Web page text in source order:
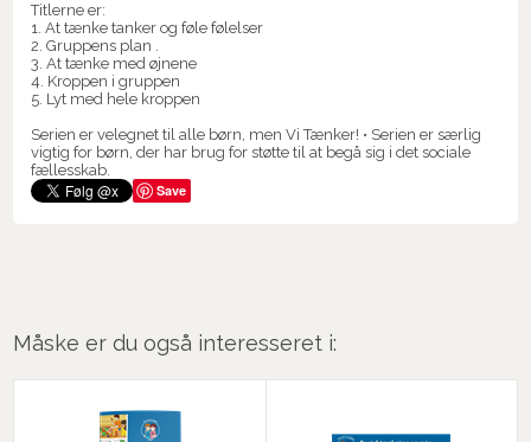
Titlerne er:
1. At tænke tanker og føle følelser
2. Gruppens plan .
3. At tænke med øjnene
4. Kroppen i gruppen
5. Lyt med hele kroppen
Serien er velegnet til alle børn, men Vi Tænker! • Serien er særlig
vigtig for børn, der har brug for støtte til at begå sig i det sociale
fællesskab.
Save
Måske er du også interesseret i: